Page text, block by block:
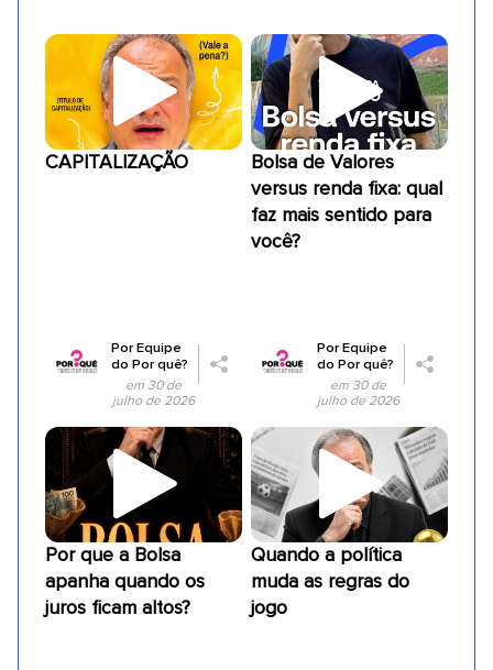
CAPITALIZAÇÃO
PorEquipe
do Por quê?
em 30 de
julho de 2026
Bolsa de Valores
versus renda fixa: qual
faz mais sentido para
você?
PorEquipe
do Por quê?
em 30 de
julho de 2026
Por que a Bolsa
apanha quando os
juros ficam altos?
Quando a política
muda as regras do
jogo